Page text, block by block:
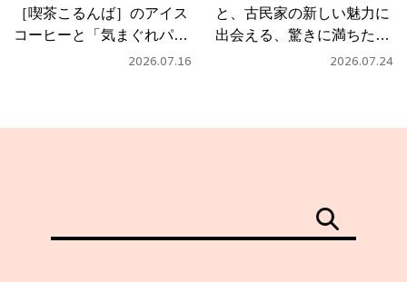
［喫茶こるんば］のアイス
コーヒーと「気まぐれパス
2026.07.16
と、古民家の新しい魅力に
出会える、驚きに満ちたカ
2026.07.24